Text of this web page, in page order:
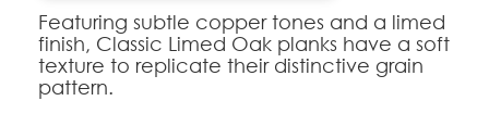
Featuring subtle copper tones and a limed
finish, Classic Limed Oak planks have a soft
texture to replicate their distinctive grain
pattern.